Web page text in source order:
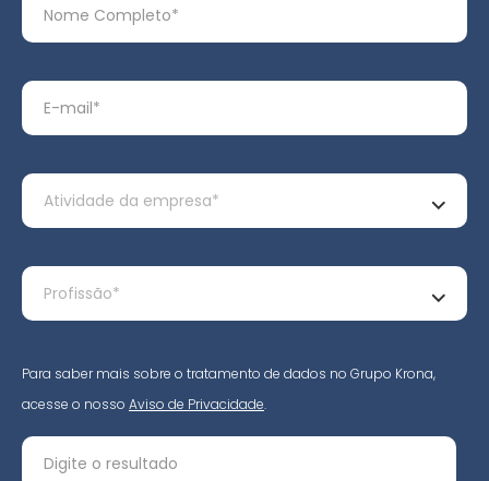
Para saber mais sobre o tratamento de dados no Grupo Krona,
acesse o nosso Aviso de Privacidade.